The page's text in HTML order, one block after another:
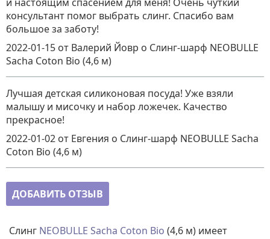
консультант помог выбрать слинг. Спасибо вам
большое за заботу!
2022-01-15 от Валерий Йовр о Слинг-шарф NEOBULLE
Sacha Coton Bio (4,6 м)
Лучшая детская силиконовая посуда! Уже взяли
малышу и мисочку и набор ложечек. Качество
прекрасное!
2022-01-02 от Евгения о Слинг-шарф NEOBULLE Sacha
Coton Bio (4,6 м)
ДОБАВИТЬ ОТЗЫВ
Слинг NEOBULLE Sacha Coton Bio (4,6 м) имеет